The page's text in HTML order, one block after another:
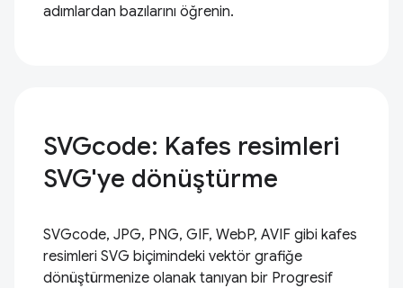
adımlardan bazılarını öğrenin.
SVGcode: Kafes resimleri
SVG'ye dönüştürme
SVGcode, JPG, PNG, GIF, WebP, AVIF gibi kafes
resimleri SVG biçimindeki vektör grafiğe
dönüştürmenize olanak tanıyan bir Progresif